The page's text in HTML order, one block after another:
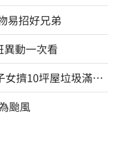
易招好兄弟
異動一次看
擠10坪屋垃圾滿地
颱風